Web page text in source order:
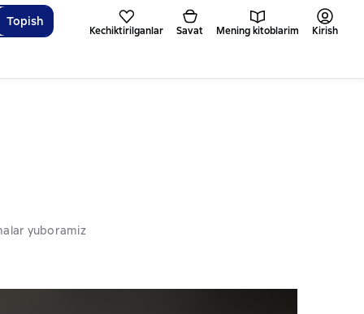
Topish
Kechiktirilganlar Savat Mening kitoblarim Kirish
yuboramiz